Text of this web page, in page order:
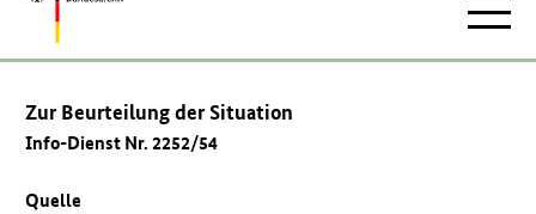
Zur Beurteilung der Situation
Info-Dienst Nr. 2252/54
Quelle